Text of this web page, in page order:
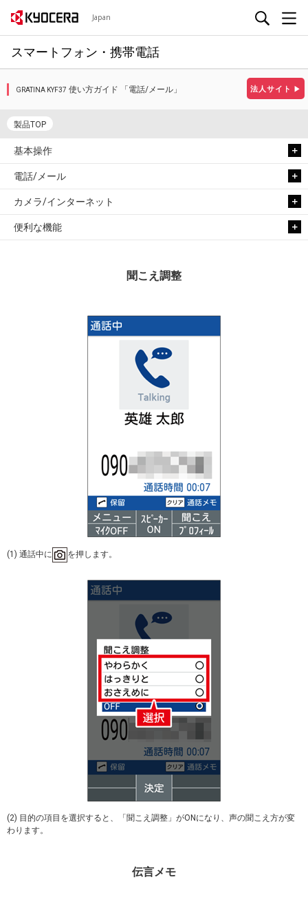
Japan
スマートフォン・携帯電話
法人サイト ▶
GRATINA KYF37 使い方ガイド 「電話/メール」
製品TOP
基本操作
電話/メール
カメラ/インターネット
便利な機能
聞こえ調整
(1) 通話中に を押します。
(2) 目的の項目を選択すると、「聞こえ調整」がONになり、声の聞こえ方が変
わります。
伝言メモ